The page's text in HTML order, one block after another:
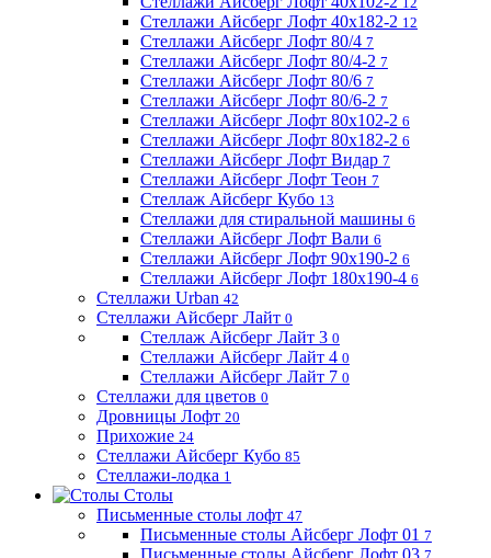
Стеллажи Айсберг Лофт 40х182-2 12
Стеллажи Айсберг Лофт 80/4 7
Стеллажи Айсберг Лофт 80/4-2 7
Стеллажи Айсберг Лофт 80/6 7
Стеллажи Айсберг Лофт 80/6-2 7
Стеллажи Айсберг Лофт 80х102-2 6
Стеллажи Айсберг Лофт 80х182-2 6
Стеллажи Айсберг Лофт Видар 7
Стеллажи Айсберг Лофт Теон 7
Стеллаж Айсберг Кубо 13
Стеллажи для стиральной машины 6
Стеллажи Айсберг Лофт Вали 6
Стеллажи Айсберг Лофт 90х190-2 6
Стеллажи Айсберг Лофт 180х190-4 6
Стеллажи Urban 42
Стеллажи Айсберг Лайт 0
Стеллаж Айсберг Лайт 3 0
Стеллажи Айсберг Лайт 4 0
Стеллажи Айсберг Лайт 7 0
Стеллажи для цветов 0
Дровницы Лофт 20
Прихожие 24
Стеллажи Айсберг Кубо 85
Стеллажи-лодка 1
Столы
Письменные столы лофт 47
Письменные столы Айсберг Лофт 01 7
Письменные столы Айсберг Лофт 03